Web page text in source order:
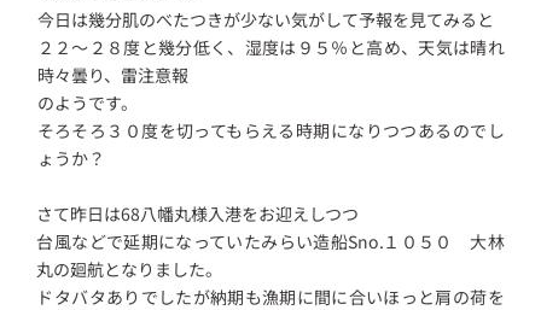
今日は幾分肌のべたつきが少ない気がして予報を見てみると
２２～２８度と幾分低く、湿度は９５％と高め、天気は晴れ
時々曇り、雷注意報
のようです。
そろそろ３０度を切ってもらえる時期になりつつあるのでし
ょうか？
さて昨日は68八幡丸様入港をお迎えしつつ
台風などで延期になっていたみらい造船Sno.１０５０ 大林
丸の廻航となりました。
ドタバタありでしたが納期も漁期に間に合いほっと肩の荷を